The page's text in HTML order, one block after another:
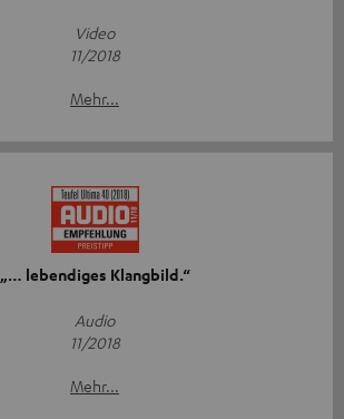
Video
11/2018
Mehr...
„… lebendiges Klangbild.“
Audio
11/2018
Mehr...